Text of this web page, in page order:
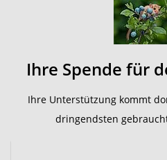
Ihre Spende für
Ihre Unterstützung kommt
dringendsten